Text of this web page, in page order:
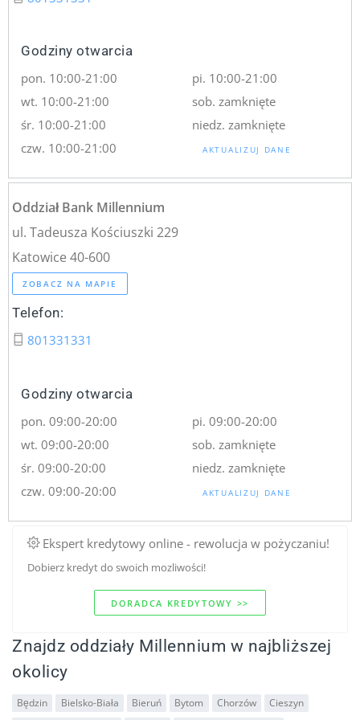
Godziny otwarcia
pon. 10:00-21:00
wt. 10:00-21:00
śr. 10:00-21:00
czw. 10:00-21:00
pi. 10:00-21:00
sob. zamknięte
niedz. zamknięte
AKTUALIZUJ DANE
Oddział Bank Millennium
ul. Tadeusza Kościuszki 229
Katowice 40-600
ZOBACZ NA MAPIE
Telefon:
801331331
Godziny otwarcia
pon. 09:00-20:00
wt. 09:00-20:00
śr. 09:00-20:00
czw. 09:00-20:00
pi. 09:00-20:00
sob. zamknięte
niedz. zamknięte
AKTUALIZUJ DANE
Ekspert kredytowy online - rewolucja w pożyczaniu!
Dobierz kredyt do swoich mozliwości!
DORADCA KREDYTOWY >>
Znajdz oddziały Millennium w najbliższej
okolicy
Będzin Bielsko-Biała Bieruń Bytom Chorzów
Cieszyn